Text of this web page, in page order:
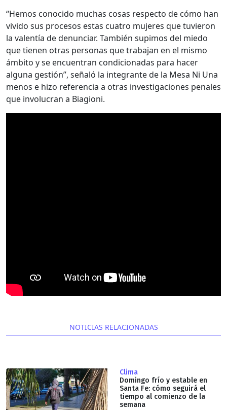
“Hemos conocido muchas cosas respecto de cómo han
vivido sus procesos estas cuatro mujeres que tuvieron
la valentía de denunciar. También supimos del miedo
que tienen otras personas que trabajan en el mismo
ámbito y se encuentran condicionadas para hacer
alguna gestión”, señaló la integrante de la Mesa Ni Una
menos e hizo referencia a otras investigaciones penales
que involucran a Biagioni.
NOTICIAS RELACIONADAS
Clima
Domingo frío y estable en
Santa Fe: cómo seguirá el
tiempo al comienzo de la
semana